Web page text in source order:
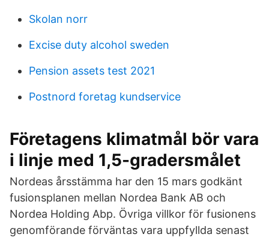
Skolan norr
Excise duty alcohol sweden
Pension assets test 2021
Postnord foretag kundservice
Företagens klimatmål bör vara
i linje med 1,5-gradersmålet
Nordeas årsstämma har den 15 mars godkänt
fusionsplanen mellan Nordea Bank AB och
Nordea Holding Abp. Övriga villkor för fusionens
genomförande förväntas vara uppfyllda senast